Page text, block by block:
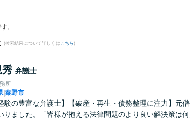
。
(検索結果について詳しくは こちら)
弁護士
所
|秦野市
験の豊富な弁護士】【破産・再生・債務整理に注力】元
りました。「皆様が抱える法律問題のより良い解決策は